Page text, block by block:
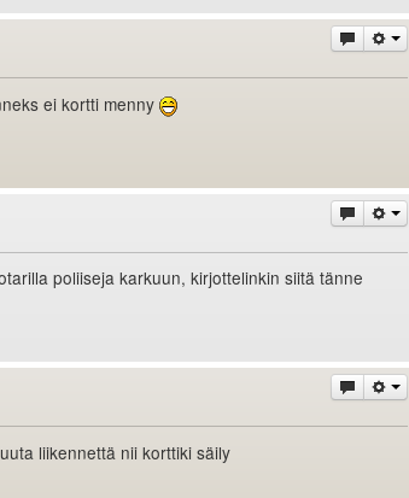
ei kortti menny
poliiseja karkuun, kirjottelinkin siitä tänne
liikennettä nii korttiki säily